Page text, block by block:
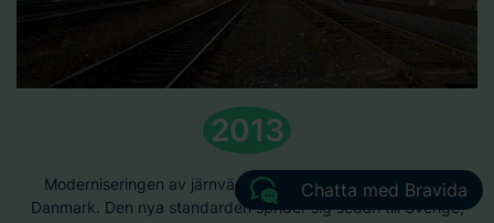
2013
Moderniseringen av järnvägsnätets signalsystem börjar i
Danmark. Den nya standarden sprider sig sedan till Sverige,
Chatta med Bravida